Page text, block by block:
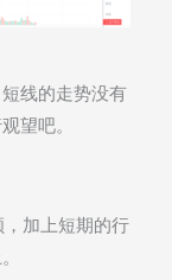
线的走势没有
望吧。
加上短期的行